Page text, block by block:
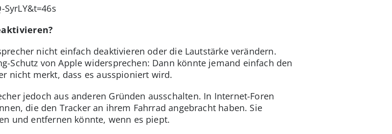
nicht einfach deaktivieren oder die Lautstärke verändern.
Schutz von Apple widersprechen: Dann könnte jemand einfach den
nicht merkt, dass es ausspioniert wird.
jedoch aus anderen Gründen ausschalten. In Internet-Foren
die den Tracker an ihrem Fahrrad angebracht haben. Sie
und entfernen könnte, wenn es piept.